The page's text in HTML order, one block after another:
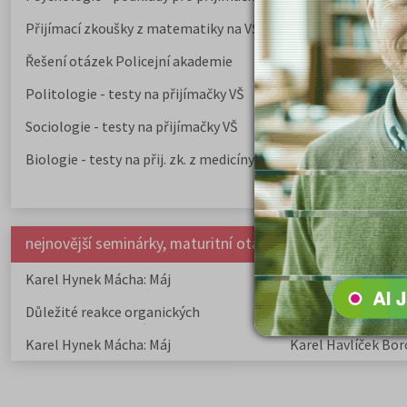
Přijímací zkoušky z matematiky na VŠE Praha
Řešení otázek Policejní akademie
Politologie - testy na přijímačky VŠ
Sociologie - testy na přijímačky VŠ
Biologie - testy na přij. zk. z medicíny
nejnovější seminárky, maturitní otázky a čtenářsky deník
Karel Hynek Mácha: Máj
Karel Havlíček
elegie
Důležité reakce organických
sloučenin a jejich význam
Zákonitosti v
Karel Hynek Mácha: Máj
Karel Havlíček